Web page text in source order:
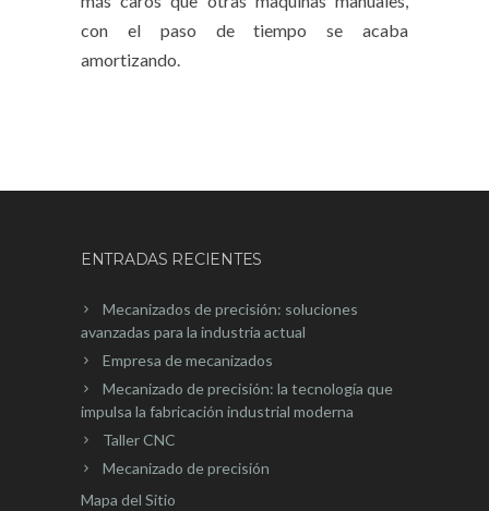
con el paso de tiempo se acaba
amortizando.
ENTRADAS RECIENTES
Mecanizados de precisión: soluciones
avanzadas para la industria actual
Empresa de mecanizados
Mecanizado de precisión: la tecnología que
impulsa la fabricación industrial moderna
Taller CNC
Mecanizado de precisión
Mapa del Sitio